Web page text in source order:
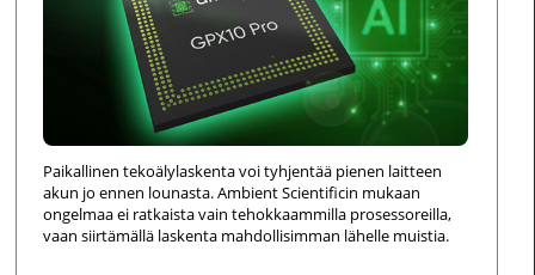
Paikallinen tekoälylaskenta voi tyhjentää pienen laitteen
akun jo ennen lounasta. Ambient Scientificin mukaan
ongelmaa ei ratkaista vain tehokkaammilla prosessoreilla,
vaan siirtämällä laskenta mahdollisimman lähelle muistia.